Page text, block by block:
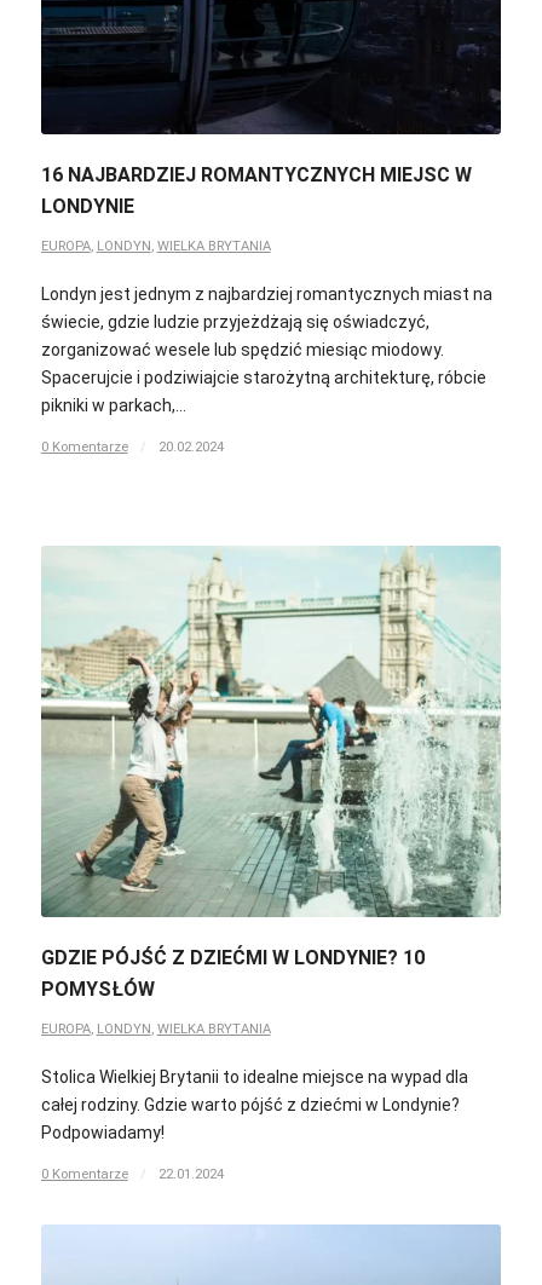
16 NAJBARDZIEJ ROMANTYCZNYCH MIEJSC W
LONDYNIE
EUROPA, LONDYN, WIELKA BRYTANIA
Londyn jest jednym z najbardziej romantycznych miast na
świecie, gdzie ludzie przyjeżdżają się oświadczyć,
zorganizować wesele lub spędzić miesiąc miodowy.
Spacerujcie i podziwiajcie starożytną architekturę, róbcie
pikniki w parkach,…
0 Komentarze / 20.02.2024
GDZIE PÓJŚĆ Z DZIEĆMI W LONDYNIE? 10
POMYSŁÓW
EUROPA, LONDYN , WIELKA BRYTANIA
Stolica Wielkiej Brytanii to idealne miejsce na wypad dla
całej rodziny. Gdzie warto pójść z dziećmi w Londynie?
Podpowiadamy!
0 Komentarze / 22.01.2024